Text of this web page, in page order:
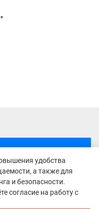
удобства
а также для
и безопасности.
согласие на работу с